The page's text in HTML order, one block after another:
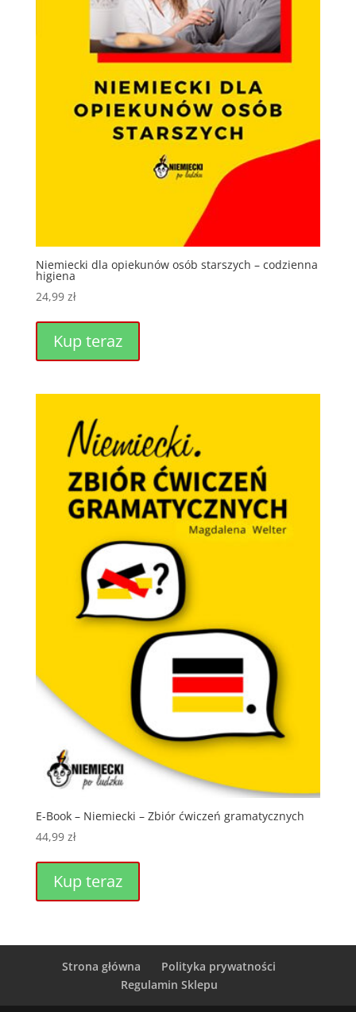
Niemiecki dla opiekunów osób starszych – codzienna
higiena
24,99 zł
Kup teraz
E-Book – Niemiecki – Zbiór ćwiczeń gramatycznych
44,99 zł
Kup teraz
Strona główna
Polityka prywatności
Regulamin Sklepu